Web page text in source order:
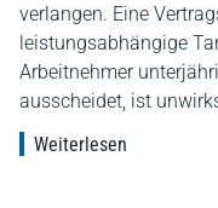
verlangen. Eine
leistungsabhängige
Arbeitnehmer
ausscheidet, ist
Weiterlesen